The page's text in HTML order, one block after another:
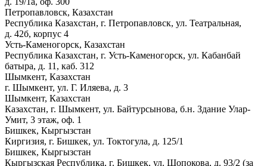
Петропавловск, Казахстан
Республика Казахстан, г. Петропавловск, ул. Театральная,
д. 42б, корпус 4
Усть-Каменогорск, Казахстан
Республика Казахстан, г. Усть-Каменогорск, ул. Кабанбай
батыра, д. 11, каб. 312
Шымкент, Казахстан
г. Шымкент, ул. Г. Иляева, д. 3
Шымкент, Казахстан
Казахстан, г. Шымкент, ул. Байтурсынова, б.н. Здание Улар-
Умит, 3 этаж, оф. 1
Бишкек, Кыргызстан
Киргизия, г. Бишкек, ул. Токтогула, д. 125/1
Бишкек, Кыргызстан
Кыргызская Республика, г. Бишкек, ул. Шопокова, д. 93/2 (за